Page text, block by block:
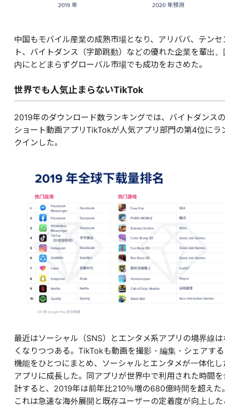
中国もモバイル産業の成熟市場となり、アリババ、テンセ
ト、バイトダンス（字節跳動）などの優れた企業を輩出。
内にとどまらずグローバル市場でも成功をおさめた。
世界でも人気止まらないTikTok
2019年のダウンロード数ランキングでは、バイトダンスの
ショート動画アプリTikTokが人気アプリ部門の第4位にラ
クインした。
最近はソーシャル（SNS）とエンタメ系アプリの境界線は
くなりつつある。TikTokも動画を撮影・編集・シェアする
機能をひとつにまとめ、ソーシャルとエンタメが一体化し
アプリに成長した。同アプリが世界中で利用された時間を
計すると、2019年は前年比210％増の680億時間を超えた
これは急速な海外展開と既存ユーザーの定着度が向上した